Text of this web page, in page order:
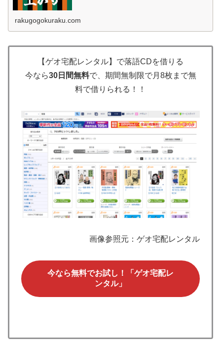
rakugogokuraku.com
【ゲオ宅配レンタル】で落語CDを借りる
今なら30日間無料で、期間無制限で月8枚まで無
料で借りられる！！
画像参照元：ゲオ宅配レンタル
今なら無料でお試し！「ゲオ宅配レ
ンタル」